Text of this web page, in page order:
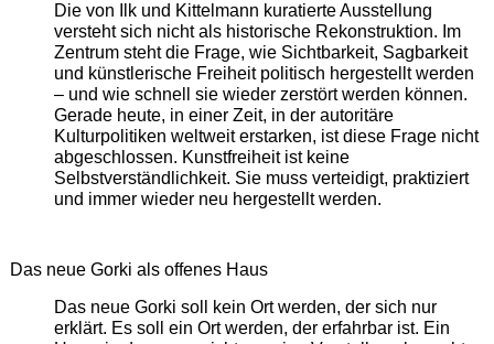
Die von Ilk und Kittelmann kuratierte Ausstellung
versteht sich nicht als historische Rekonstruktion. Im
Zentrum steht die Frage, wie Sichtbarkeit, Sagbarkeit
und künstlerische Freiheit politisch hergestellt werden
– und wie schnell sie wieder zerstört werden können.
Gerade heute, in einer Zeit, in der autoritäre
Kulturpolitiken weltweit erstarken, ist diese Frage nicht
abgeschlossen. Kunstfreiheit ist keine
Selbstverständlichkeit. Sie muss verteidigt, praktiziert
und immer wieder neu hergestellt werden.
Das neue Gorki als offenes Haus
Das neue Gorki soll kein Ort werden, der sich nur
erklärt. Es soll ein Ort werden, der erfahrbar ist. Ein